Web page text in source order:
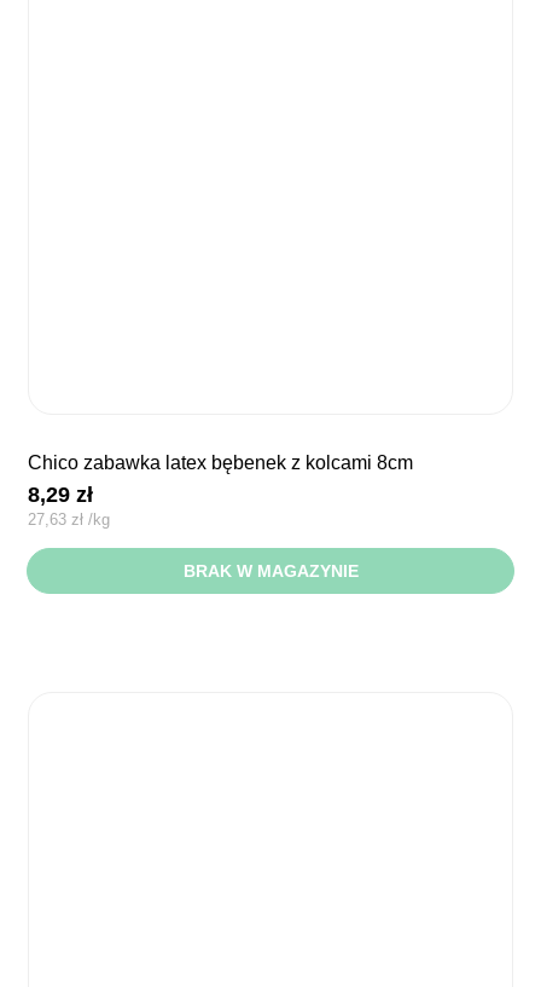
chico zabawka latex bębenek z kolcami 8cm
8,29zł
27,63 zł /kg
BRAK W MAGAZYNIE